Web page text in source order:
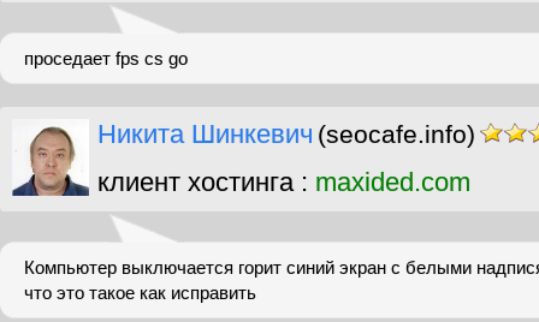
проседает fps cs go
Никита Шинкевич (seocafe.info)
клиент хостинга : maxided.com
Компьютер выключается горит синий экран с белыми
что это такое как исправить